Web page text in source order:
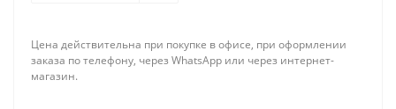
Цена действительна при покупке в офисе, при оформлении
заказа по телефону, через WhatsApp или через интернет-
магазин.